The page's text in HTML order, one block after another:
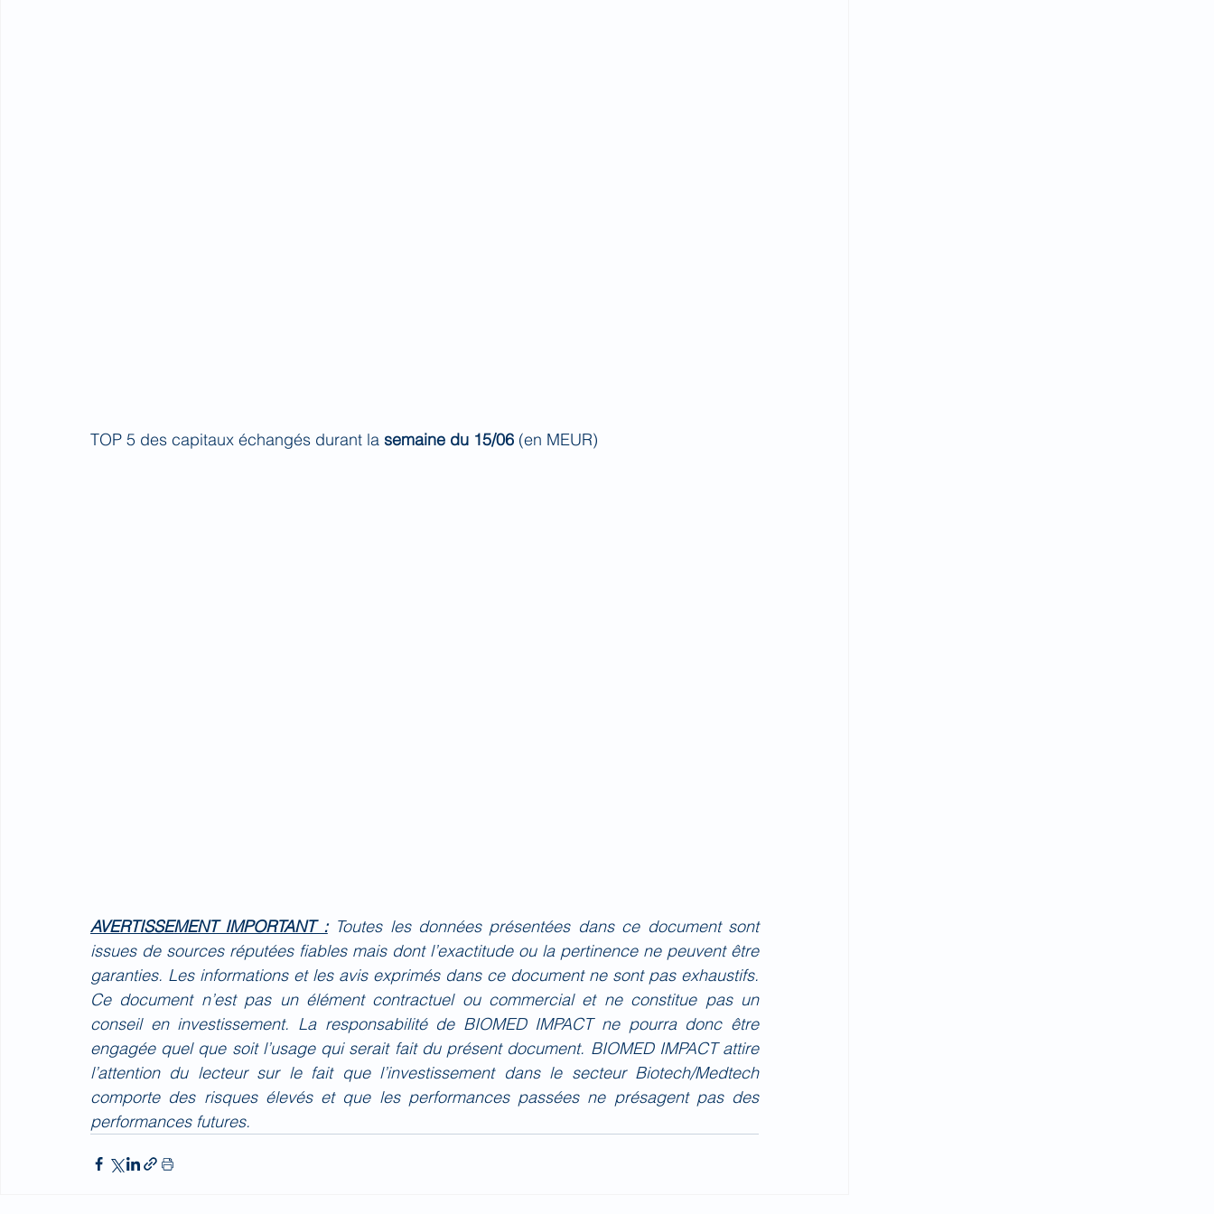
TOP 5 des capitaux échangés durant la semaine du 15/06 (en MEUR)
AVERTISSEMENT IMPORTANT : Toutes les données présentées dans ce document sont
issues de sources réputées fiables mais dont l’exactitude ou la pertinence ne peuvent être
garanties. Les informations et les avis exprimés dans ce document ne sont pas exhaustifs.
Ce document n’est pas un élément contractuel ou commercial et ne constitue pas un
conseil en investissement. La responsabilité de BIOMED IMPACT ne pourra donc être
engagée quel que soit l’usage qui serait fait du présent document. BIOMED IMPACT attire
l’attention du lecteur sur le fait que l’investissement dans le secteur Biotech/Medtech
comporte des risques élevés et que les performances passées ne présagent pas des
performances futures.